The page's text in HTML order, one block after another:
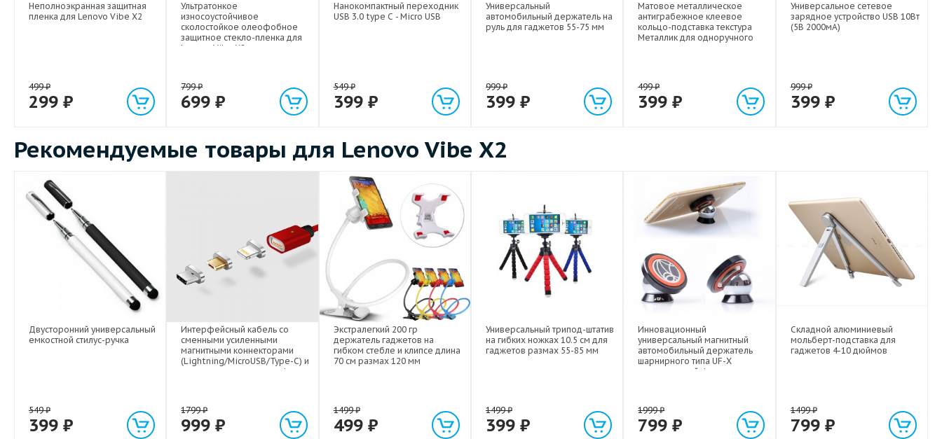
Неполноэкранная защитная
пленка для Lenovo Vibe X2
499₽
299 ₽
Ультратонкое
износоустойчивое
сколостойкое олеофобное
защитное стекло-пленка для
Lenovo Vibe X2
799₽
699₽
Нанокомпактный переходник
USB 3.0 type C - Micro USB
549₽
399 ₽
Универсальный
автомобильный держатель на
руль для гаджетов 55-75 мм
999₽
399 ₽
Матовое металлическое
антиграбежное клеевое
кольцо-подставка текстура
Металлик для одноручного
499₽
399₽
Универсальное сетевое
зарядное устройство USB 10Вт
(5В 2000мА)
999₽
399 ₽
Рекомендуемые товары для Lenovo Vibe X2
Двусторонний универсальный
емкостной стилус-ручка
549₽
399 ₽
Интерфейсный кабель со
сменными усиленными
магнитными коннекторами
(Lightning/MicroUSB/Type-C) и
световым индикатором 1м
1799₽
999₽
Экстралегкий 200 гр
держатель гаджетов на
гибком стебле и клипсе длина
70 см размах 120 мм
1499₽
499 ₽
Универсальный трипод-штатив
на гибких ножках 10.5 см для
гаджетов размах 55-85 мм
1499₽
399 ₽
Инновационный
универсальный магнитный
автомобильный держатель
шарнирного типа UF-X
экстрасильной фиксации для
1999₽
799₽
Складной алюминиевый
мольберт-подставка для
гаджетов 4-10 дюймов
1499₽
799 ₽